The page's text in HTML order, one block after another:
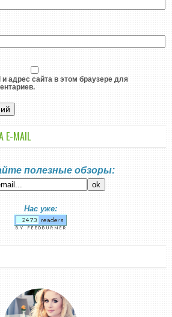
адрес сайта в этом браузере для
E-MАIL
полезные обзоры:
Нас уже: